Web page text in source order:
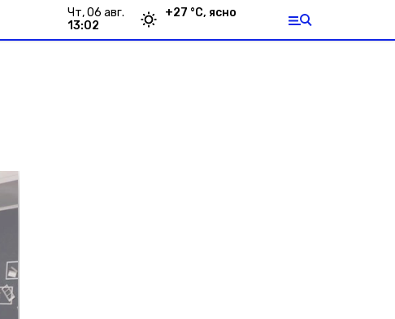
чт, 06 авг.
13:02
+27 °С, ясно